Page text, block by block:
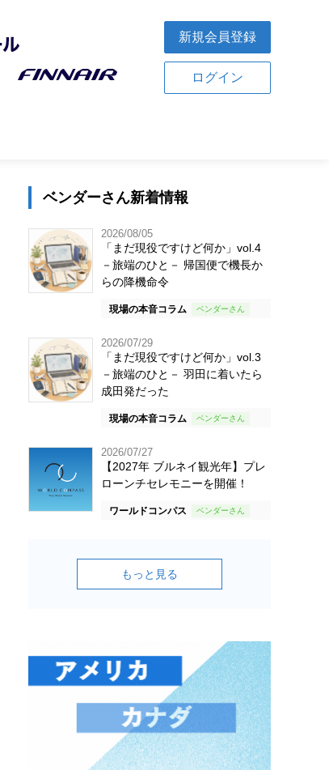
新規会員登録
ログイン
ベンダーさん新着情報
2026/08/05
「まだ現役ですけど何か」vol.4
－旅端のひと－ 帰国便で機長か
らの降機命令
現場の本音コラム
2026/07/29
「まだ現役ですけど何か」vol.3
－旅端のひと－ 羽田に着いたら
成田発だった
現場の本音コラム
2026/07/27
【2027年 ブルネイ観光年】プレ
ローンチセレモニーを開催！
ワールドコンパス
もっと見る